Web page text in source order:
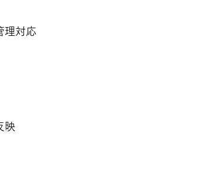
理対応
映